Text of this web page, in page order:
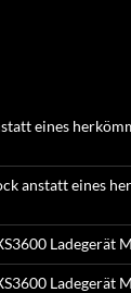
eines
anstatt eines
Ladegerät
Ladegerät